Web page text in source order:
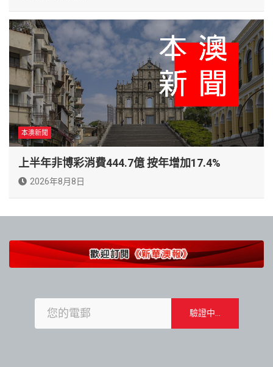
本澳新聞
上半年非博彩消費444.7億 按年增加17.4%
2026年8月8日